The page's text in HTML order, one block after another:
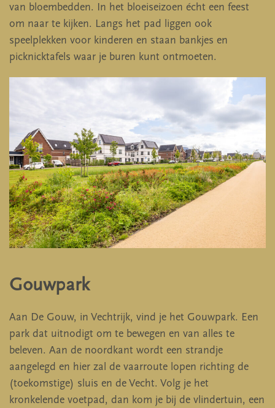
van bloembedden. In het bloeiseizoen écht een feest
om naar te kijken. Langs het pad liggen ook
speelplekken voor kinderen en staan bankjes en
picknicktafels waar je buren kunt ontmoeten.
Gouwpark
Aan De Gouw, in Vechtrijk, vind je het Gouwpark. Een
park dat uitnodigt om te bewegen en van alles te
beleven. Aan de noordkant wordt een strandje
aangelegd en hier zal de vaarroute lopen richting de
(toekomstige) sluis en de Vecht. Volg je het
kronkelende voetpad, dan kom je bij de vlindertuin, een